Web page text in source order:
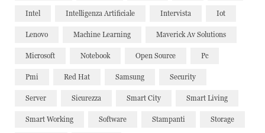
Intel Intelligenza Artificiale Intervista Iot
Lenovo Machine Learning Maverick Av Solutions
Microsoft Notebook Open Source Pc
Pmi Red Hat Samsung Security
Server Sicurezza Smart City Smart Living
Smart Working Software Stampanti Storage